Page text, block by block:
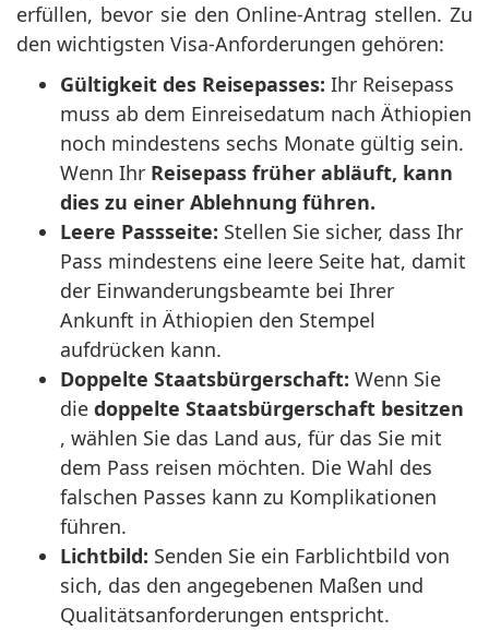
erfüllen, bevor sie den Online-Antrag stellen. Zu
den wichtigsten Visa-Anforderungen gehören:
Gültigkeit des Reisepasses: Ihr Reisepass
muss ab dem Einreisedatum nach Äthiopien
noch mindestens sechs Monate gültig sein.
Wenn Ihr Reisepass früher abläuft, kann
dies zu einer Ablehnung führen.
Leere Passseite: Stellen Sie sicher, dass Ihr
Pass mindestens eine leere Seite hat, damit
der Einwanderungsbeamte bei Ihrer
Ankunft in Äthiopien den Stempel
aufdrücken kann.
Doppelte Staatsbürgerschaft: Wenn Sie
die doppelte Staatsbürgerschaft besitzen
, wählen Sie das Land aus, für das Sie mit
dem Pass reisen möchten. Die Wahl des
falschen Passes kann zu Komplikationen
führen.
Lichtbild: Senden Sie ein Farblichtbild von
sich, das den angegebenen Maßen und
Qualitätsanforderungen entspricht.